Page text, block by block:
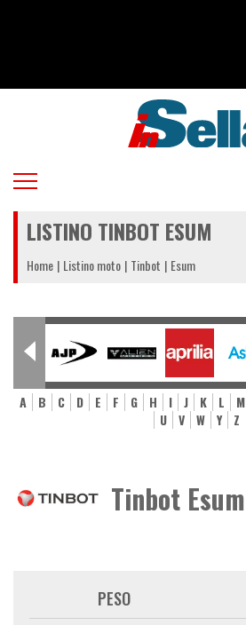
LISTINO TINBOT ESUM
Home Listino moto Tinbot Esum
A B C D E F G H I J K L M
U
V W Y Z
Tinbot Esum
PESO